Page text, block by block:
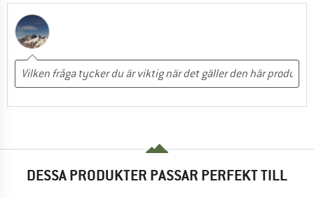
DESSA PRODUKTER PASSAR PERFEKT TILL